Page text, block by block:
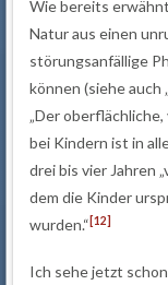
Wie bereits
Natur aus einen
störungsanfällige
können (siehe auch
„Der
bei Kindern ist in
drei bis vier Jahren
dem die Kinder
wurden.“[12]
Ich sehe jetzt